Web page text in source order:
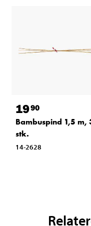
1990
Bambuspind 1,5 m,
stk.
14-2628